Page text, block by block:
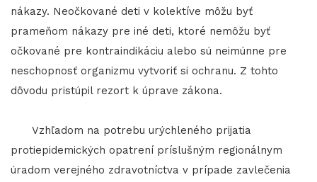
nákazy. Neočkované deti v kolektíve môžu byť
prameňom nákazy pre iné deti, ktoré nemôžu byť
očkované pre kontraindikáciu alebo sú neimúnne pre
neschopnosť organizmu vytvoriť si ochranu. Z tohto
dôvodu pristúpil rezort k úprave zákona.
Vzhľadom na potrebu urýchleného prijatia
protiepidemických opatrení príslušným regionálnym
úradom verejného zdravotníctva v prípade zavlečenia